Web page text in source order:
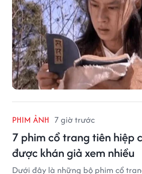
PHIM ẢNH 7 giờ trước
7 phim cổ trang tiên hiệp
được khán giả xem nhiều
Dưới đây là những bộ phim cổ